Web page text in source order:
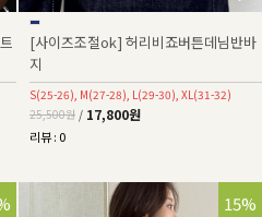
[사이즈조절ok] 허리비죠버튼데님반바
지
S(25-26), M(27-28), L(29-30), XL(31-32)
25,500원 / 17,800원
리뷰 : 0
15%